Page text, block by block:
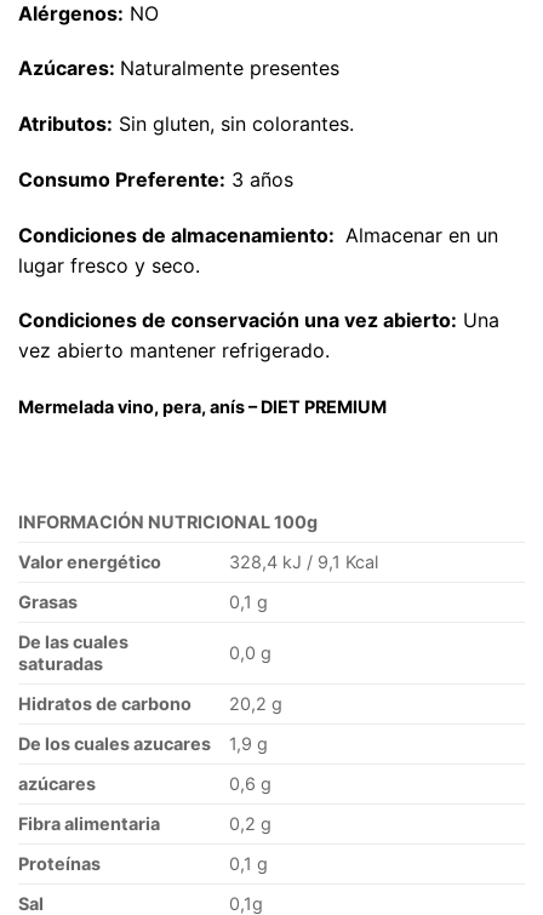
Alérgenos: NO
Azúcares: Naturalmente presentes
Atributos: Sin gluten, sin colorantes.
Consumo Preferente: 3 años
Condiciones de almacenamiento: Almacenar en un
lugar fresco y seco.
Condiciones de conservación una vez abierto: Una
vez abierto mantener refrigerado.
Mermelada vino, pera, anís– DIET PREMIUM
INFORMACIÓN NUTRICIONAL 100g
Valor energético
328,4 kJ / 9,1 Kcal
Grasas
0,1 g
De las cuales
saturadas
0,0 g
Hidratos de carbono
20,2 g
De los cuales azucares
1,9 g
azúcares
0,6 g
Fibra alimentaria
0,2 g
Proteínas
0,1 g
Sal
0,1g